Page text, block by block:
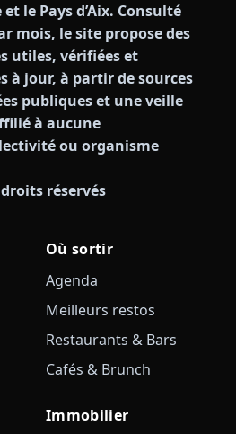
le Pays d’Aix. Consulté
mois, le site propose des
utiles, vérifiées et
à jour, à partir de sources
publiques et une veille
à aucune
ou organisme
réservés
Où sortir
Agenda
Meilleurs restos
Restaurants & Bars
Cafés & Brunch
Immobilier